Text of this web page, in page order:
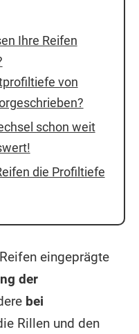
Ihre Reifen
von
schon weit
die Profiltiefe
eingeprägte
der
bei
Rillen und den